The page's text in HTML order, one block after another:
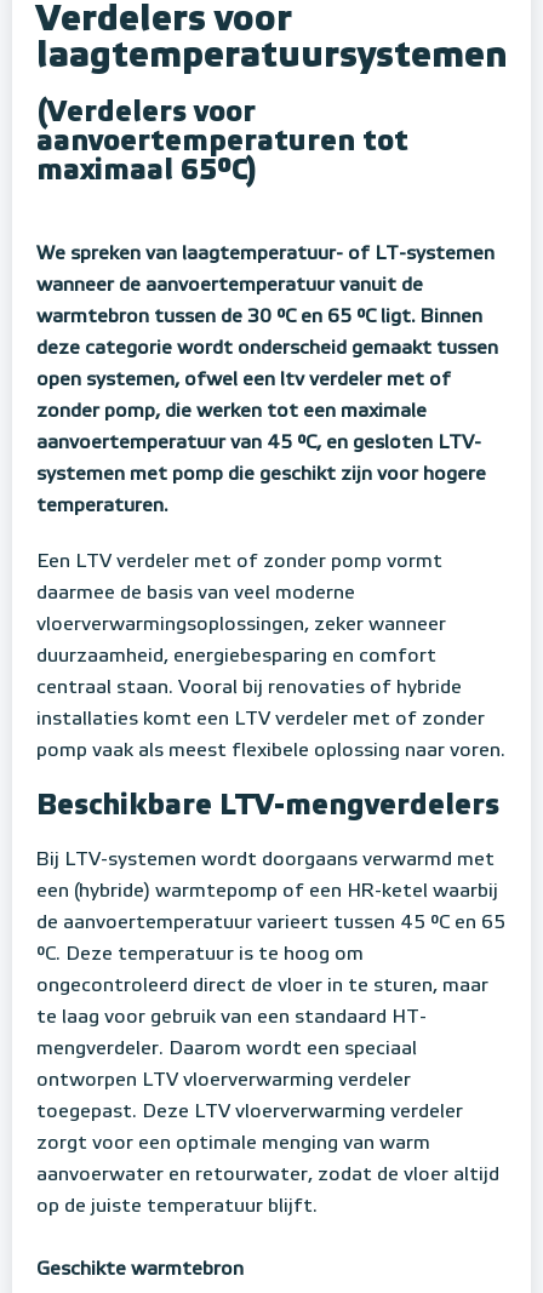
Verdelers voor
laagtemperatuursystemen
(Verdelers voor
aanvoertemperaturen tot
maximaal 65°C)
We spreken van laagtemperatuur- of LT-systemen
wanneer de aanvoertemperatuur vanuit de
warmtebron tussen de 30 °C en 65 °C ligt. Binnen
deze categorie wordt onderscheid gemaakt tussen
open systemen, ofwel een ltv verdeler met of
zonder pomp, die werken tot een maximale
aanvoertemperatuur van 45 °C, en gesloten LTV-
systemen met pomp die geschikt zijn voor hogere
temperaturen.
Een LTV verdeler met of zonder pomp vormt
daarmee de basis van veel moderne
vloerverwarmingsoplossingen, zeker wanneer
duurzaamheid, energiebesparing en comfort
centraal staan. Vooral bij renovaties of hybride
installaties komt een LTV verdeler met of zonder
pomp vaak als meest flexibele oplossing naar voren.
Beschikbare LTV-mengverdelers
Bij LTV-systemen wordt doorgaans verwarmd met
een (hybride) warmtepomp of een HR-ketel waarbij
de aanvoertemperatuur varieert tussen 45 °C en 65
°C. Deze temperatuur is te hoog om
ongecontroleerd direct de vloer in te sturen, maar
te laag voor gebruik van een standaard HT-
mengverdeler. Daarom wordt een speciaal
ontworpen LTV vloerverwarming verdeler
toegepast. Deze LTV vloerverwarming verdeler
zorgt voor een optimale menging van warm
aanvoerwater en retourwater, zodat de vloer altijd
op de juiste temperatuur blijft.
Geschikte warmtebron